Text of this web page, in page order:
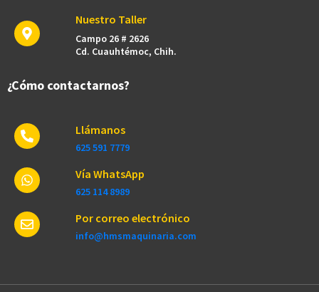
Nuestro Taller
Campo 26 # 2626
Cd. Cuauhtémoc, Chih.
¿Cómo contactarnos?
Llámanos
625 591 7779​
Vía WhatsApp
625 114 8989
Por correo electrónico
info@hmsmaquinaria.com